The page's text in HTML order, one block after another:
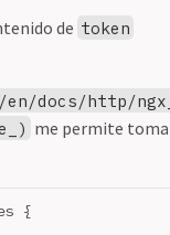
de token
docs/http/
me permite
{